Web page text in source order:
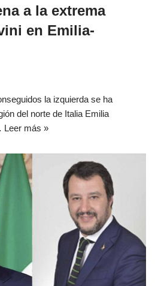
a la extrema
en Emilia-
la izquierda se ha
del norte de Italia Emilia
Leer más »